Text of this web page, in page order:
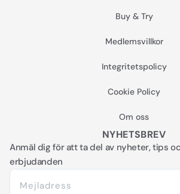
Buy & Try
Medlemsvillkor
Integritetspolicy
Cookie Policy
Om oss
NYHETSBREV
Anmäl dig för att ta del av nyheter, tips
erbjudanden